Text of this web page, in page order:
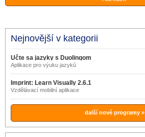
Nejnovější v kategorii
Učte sa jazyky s Duolingom
Aplikace pro výuku jazyků
Imprint: Learn Visually 2.6.1
Vzdělávací mobilní aplikace
další nové programy »